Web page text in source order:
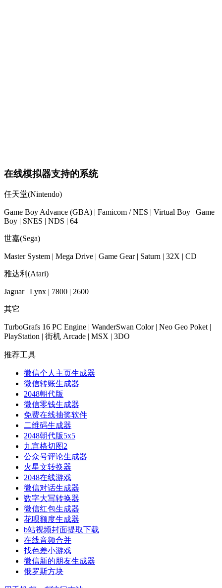
在线模拟器支持的系统
任天堂(Nintendo)
Game Boy Advance (GBA) | Famicom / NES | Virtual Boy | Game
Boy | SNES | NDS | 64
世嘉(Sega)
Master System | Mega Drive | Game Gear | Saturn | 32X | CD
雅达利(Atari)
Jaguar | Lynx | 7800 | 2600
其它
TurboGrafs 16 PC Engine | WanderSwan Color | Neo Geo Poket |
PlayStation | 街机 Arcade | MSX | 3DO
推荐工具
微信个人主页生成器
微信转账生成器
2048朝代版
微信零钱生成器
免费在线抽奖软件
二维码生成器
2048朝代版5x5
九宫格切图2
公众号评论生成器
火星文转换器
2048在线游戏
微信对话生成器
数字大写转换器
微信红包生成器
花呗额度生成器
b站视频封面提取下载
在线音频合并
找色差小游戏
微信新的朋友生成器
俄罗斯方块